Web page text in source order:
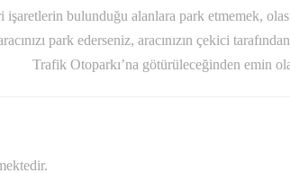
işaretlerin bulunduğu alanlara park etmemek,
park ederseniz, aracınızın çekici
Trafik Otoparkı’na götürüleceğinden emin